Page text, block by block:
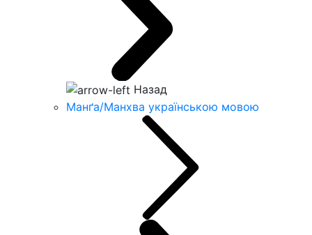
Назад
Манґа/Манхва українською мовою